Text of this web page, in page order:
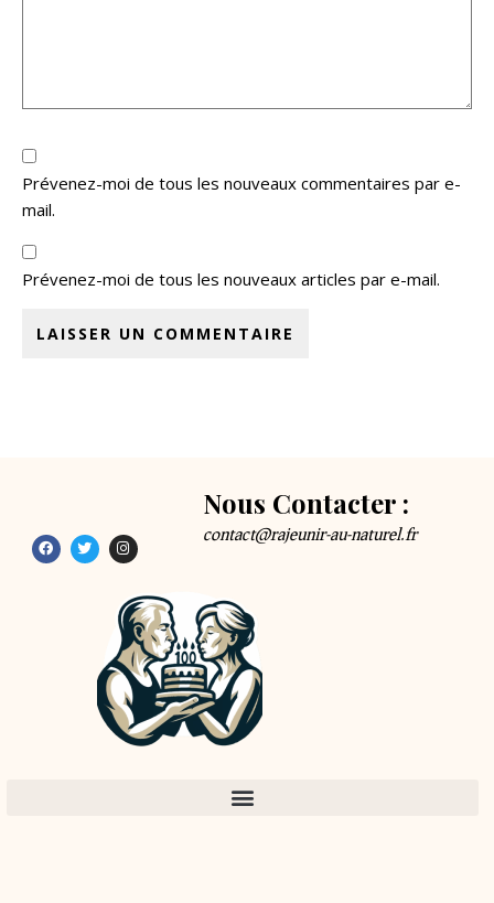
Prévenez-moi de tous les nouveaux commentaires par e-
mail.
Prévenez-moi de tous les nouveaux articles par e-mail.
Nous Contacter :
contact@rajeunir-au-naturel.fr